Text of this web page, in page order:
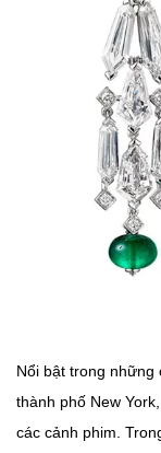
Nổi bật trong những
thành phố New
các cảnh phim.